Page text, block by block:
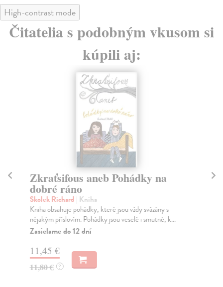
High-contrast mode
Čitatelia s podobným vkusom si
kúpili aj:
Zkraťsifous aneb Pohádky na
dobré ráno
Skolek Richard | Kniha
Kniha obsahuje pohádky, které jsou vždy svázány s
nějakým příslovím. Pohádky jsou veselé i smutné, k...
Zasielame do 12 dní
11,45 €
11,80 € ?